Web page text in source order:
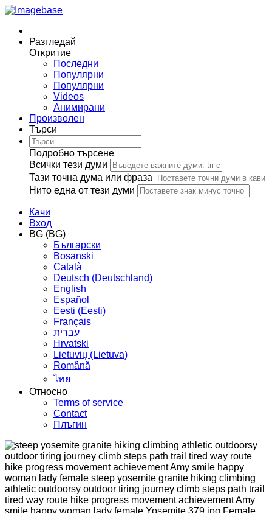
Разгледай
Откритие
Последни
Популярни
Популярни
Videos
Анимирани
Произволен
Търси
Подробно търсене
Всички тези думи
Тази точна дума или фраза
Нито една от тези думи
Качи
Вход
BG (BG)
Български
Bosanski
Сatalà
Deutsch (Deutschland)
English
Español
Eesti (Eesti)
Français
עברית
Hrvatski
Lietuvių (Lietuva)
Română
ไทย
Относно
Terms of service
Contact
Плъгин